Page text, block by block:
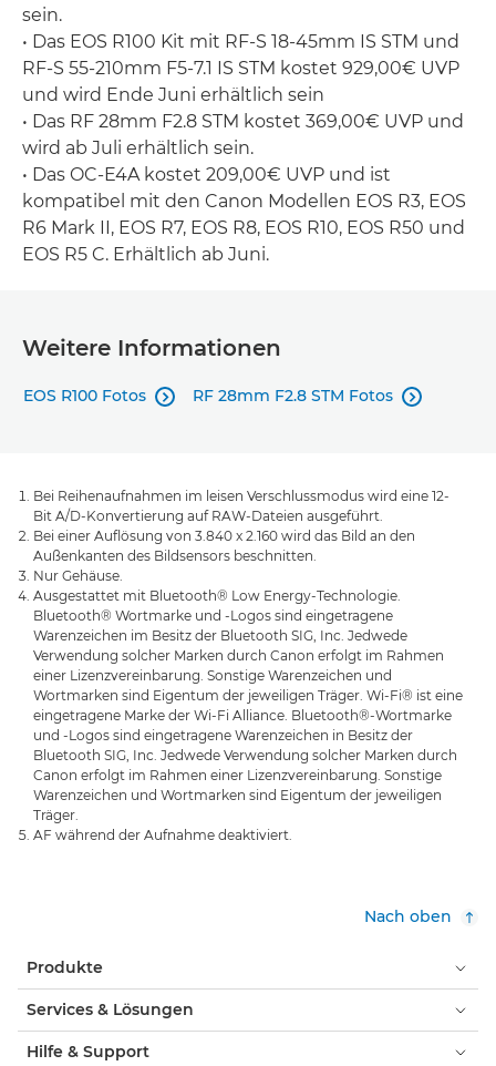
sein.
• Das EOS R100 Kit mit RF-S 18-45mm IS STM und
RF-S 55-210mm F5-7.1 IS STM kostet 929,00€ UVP
und wird Ende Juni erhältlich sein
• Das RF 28mm F2.8 STM kostet 369,00€ UVP und
wird ab Juli erhältlich sein.
• Das OC-E4A kostet 209,00€ UVP und ist
kompatibel mit den Canon Modellen EOS R3, EOS
R6 Mark II, EOS R7, EOS R8, EOS R10, EOS R50 und
EOS R5 C. Erhältlich ab Juni.
Weitere Informationen
EOS R100 Fotos  RF 28mm F2.8 STM Fotos 
Bei Reihenaufnahmen im leisen Verschlussmodus wird eine 12-
Bit A/D-Konvertierung auf RAW-Dateien ausgeführt.
Bei einer Auflösung von 3.840 x 2.160 wird das Bild an den
Außenkanten des Bildsensors beschnitten.
Nur Gehäuse.
Ausgestattet mit Bluetooth® Low Energy-Technologie.
Bluetooth® Wortmarke und -Logos sind eingetragene
Warenzeichen im Besitz der Bluetooth SIG, Inc. Jedwede
Verwendung solcher Marken durch Canon erfolgt im Rahmen
einer Lizenzvereinbarung. Sonstige Warenzeichen und
Wortmarken sind Eigentum der jeweiligen Träger. Wi-Fi® ist eine
eingetragene Marke der Wi-Fi Alliance. Bluetooth®-Wortmarke
und -Logos sind eingetragene Warenzeichen in Besitz der
Bluetooth SIG, Inc. Jedwede Verwendung solcher Marken durch
Canon erfolgt im Rahmen einer Lizenzvereinbarung. Sonstige
Warenzeichen und Wortmarken sind Eigentum der jeweiligen
Träger.
AF während der Aufnahme deaktiviert.
Nach oben
Produkte
Services & Lösungen
Hilfe & Support